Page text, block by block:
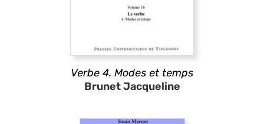
Verbe 4. Modes et temps
Brunet Jacqueline